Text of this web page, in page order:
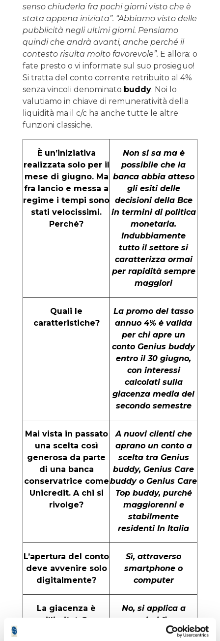
senso chiuderla fra pochi giorni visto che è
stata appena iniziata”. “Abbiamo visto delle
pubblicità negli ultimi giorni. Pensiamo
quindi che andrà avanti, anche perché il
contesto risulta molto favorevole”. E allora: o
fate presto o vi informate sul suo prosieguo!
Si tratta del conto corrente retribuito al 4%
senza vincoli denominato buddy. Noi lo
valutiamo in chiave di remuneratività della
liquidità ma il c/c ha anche tutte le altre
funzioni classiche.
È un’iniziativa
realizzata solo per il
mese di giugno. Ma
fra lancio e messa a
regime i tempi sono
stati velocissimi.
Perché?
Non si sa ma è
possibile che la
banca abbia atteso
gli esiti delle
decisioni della Bce
in termini di politica
monetaria.
Indubbiamente
tutto il settore si
caratterizza ormai
per rapidità sempre
maggiori
Quali le
caratteristiche?
La promo del tasso
annuo 4% è valida
per chi apre un
conto Genius buddy
entro il 30 giugno,
con interessi
calcolati sulla
giacenza media del
secondo semestre
Mai vista in passato
una scelta così
generosa da parte
di una banca
conservatrice come
Unicredit. A chi si
rivolge?
A nuovi clienti che
aprano un conto a
scelta tra Genius
buddy, Genius Care
buddy o Genius Care
Top buddy, purché
maggiorenni e
stabilmente
residenti In Italia
L’apertura del conto
deve avvenire solo
digitalmente?
Sì, attraverso
smartphone o
computer
La giacenza è
illimitata?
No, si applica a
massimi fino a
50.000 euro